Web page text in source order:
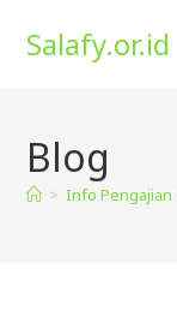
Salafy.or.id
Blog
> Info Pengajian